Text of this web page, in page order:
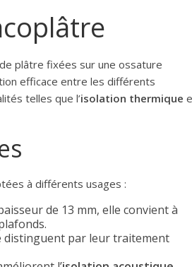
plâtre fixées sur une ossature
efficace entre les différents
telles que l’isolation thermique
à différents usages :
de 13 mm, elle convient à
distinguent par leur traitement